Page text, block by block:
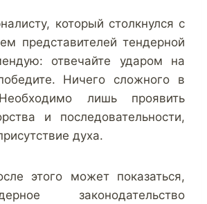
который столкнулся с
представителей тендерной
отвечайте ударом на
Ничего сложного в
лишь проявить
и последовательности,
духа.
этого может показаться,
законодательство